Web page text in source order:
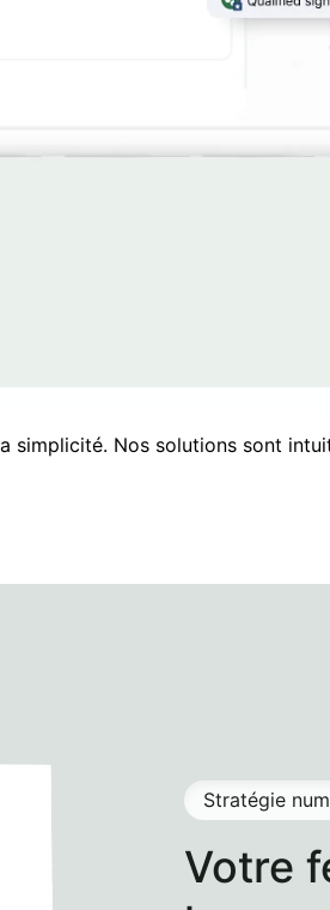
simplicité. Nos solutions sont
Votre
Stratégie